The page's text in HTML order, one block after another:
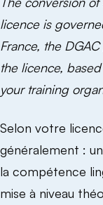
licence is
France, the
the licence,
your training
Selon votre
généralement :
la compétence
mise à niveau